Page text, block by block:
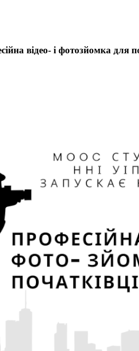
відео- і фотозйомка для